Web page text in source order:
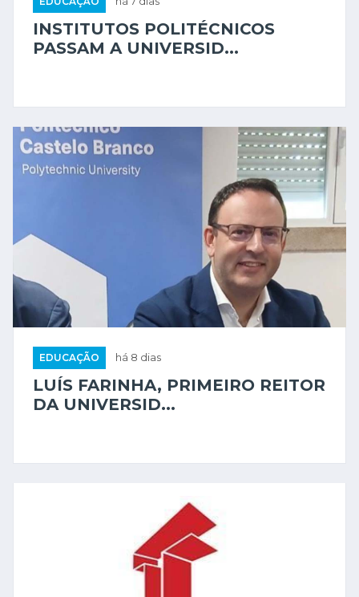
INSTITUTOS POLITÉCNICOS
PASSAM A UNIVERSID...
EDUCAÇÃO há 8 dias
LUÍS FARINHA, PRIMEIRO REITOR
DA UNIVERSID...